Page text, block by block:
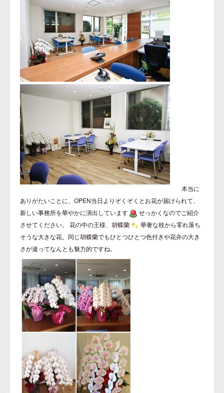
本当に
ありがたいことに、OPEN当日よりぞくぞくとお花が届けられて、
新しい事務所を華やかに演出しています
せっかくなのでご紹介
させてください。 花の中の王様、胡蝶蘭
華奢な枝から零れ落ち
そうな大きな花。同じ胡蝶蘭でもひとつひとつ色付きや花弁の大き
さが違ってなんとも魅力的ですね。